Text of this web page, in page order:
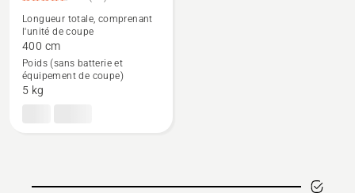
de
détails
sur
530iPT5,
Longueur totale, comprenant
l'unité de coupe
400 cm
Poids (sans batterie et
équipement de coupe)
5 kg